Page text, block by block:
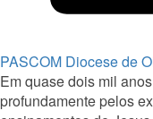
PASCOM Diocese de
Em quase dois mil
profundamente pelos